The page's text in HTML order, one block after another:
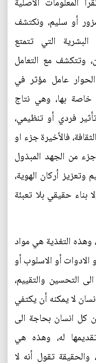
أو سليم، ونكتشف
البشرية التي تتمتع
وتتكشف مع التعامل
الحوار عامل مؤثر في
خاصة بها، وهي نتاج
فردي أو تنظيمي،
فالأخيرة جزء او
جزء من الجهد المبذول
وتعزيز أركان الهوية،
بناء حقيقي بلا تعبئة
وهذه التغذية هي مواد
الادوات أو الاسلوب أو
التحسين والتقييم،
لا يمكنه أن يكتفي
كل انسان بحاجة الى
له، وهذه هي
والحقيقة تقول أنه لا